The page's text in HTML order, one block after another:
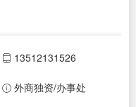
13512131526
外商独资/办事处